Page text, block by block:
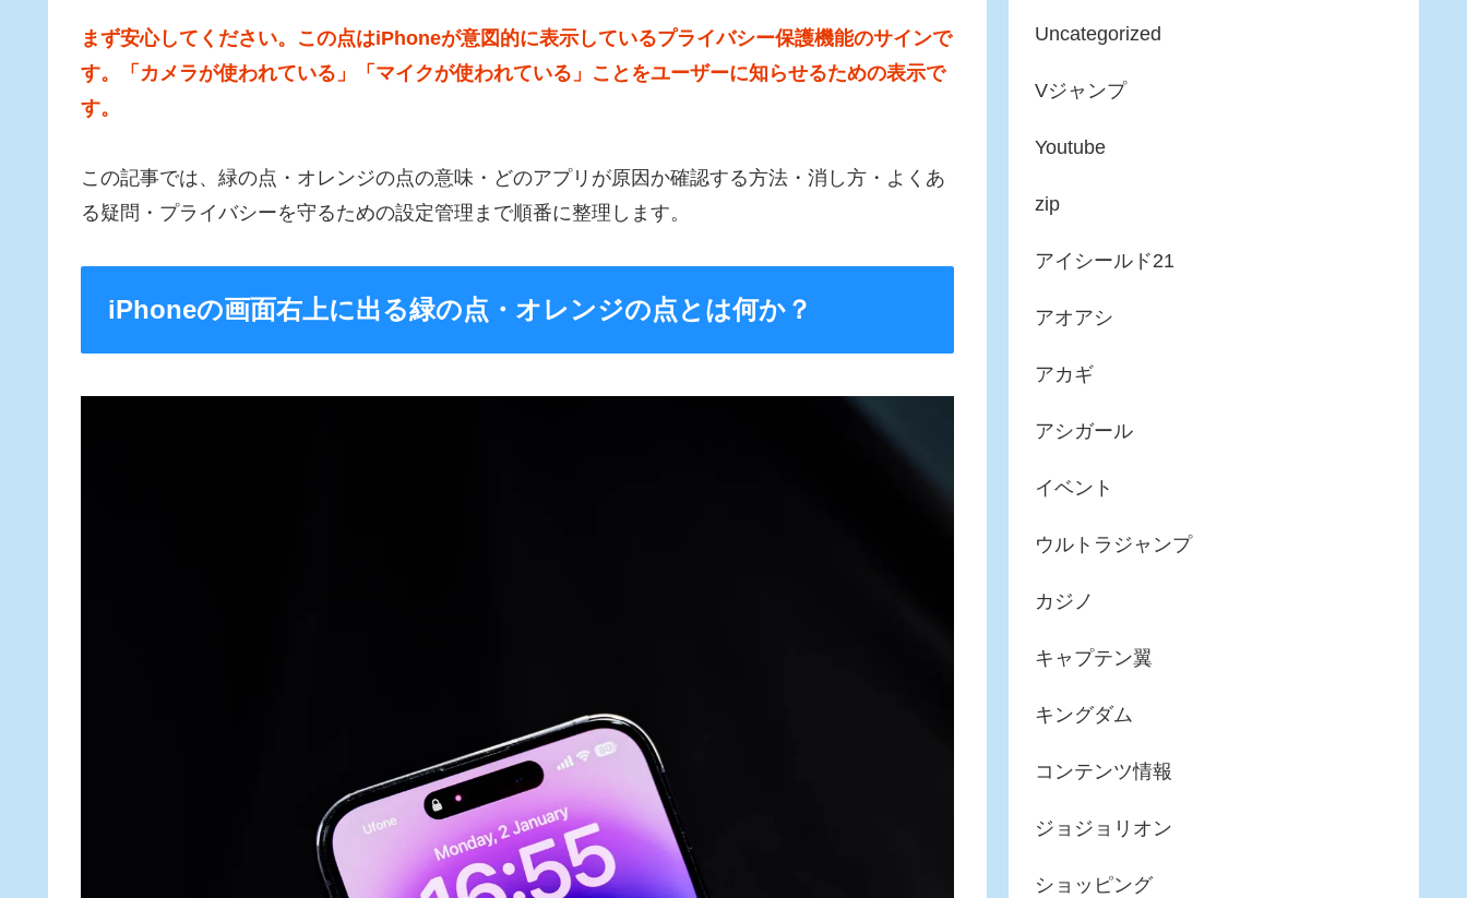
まず安心してください。この点はiPhoneが意図的に表示しているプライバシー保護機能のサインで
す。「カメラが使われている」「マイクが使われている」ことをユーザーに知らせるための表示で
す。
この記事では、緑の点・オレンジの点の意味・どのアプリが原因か確認する方法・消し方・よくあ
る疑問・プライバシーを守るための設定管理まで順番に整理します。
iPhoneの画面右上に出る緑の点・オレンジの点とは何か？
Uncategorized
Vジャンプ
Youtube
zip
アイシールド21
アオアシ
アカギ
アシガール
イベント
ウルトラジャンプ
カジノ
キャプテン翼
キングダム
コンテンツ情報
ジョジョリオン
ショッピング